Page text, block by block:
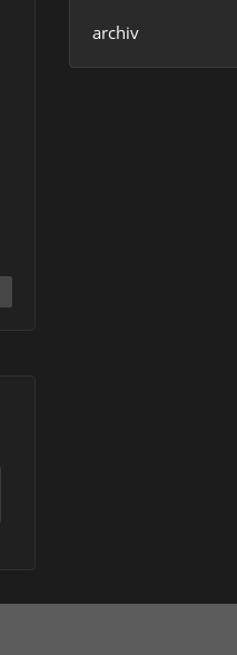
archiv